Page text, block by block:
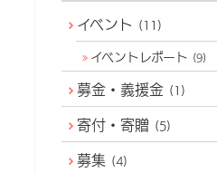
イベント (11)
イベントレポート (9)
募金・義援金 (1)
寄付・寄贈 (5)
募集 (4)